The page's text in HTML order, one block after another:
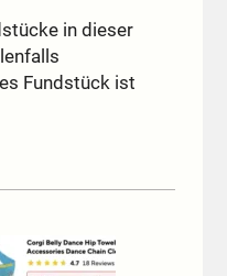
in dieser
Fundstück ist